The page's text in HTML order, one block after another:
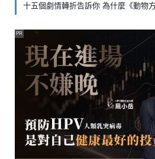
十五個劇情轉折告訴你 為什麼《動物
PR